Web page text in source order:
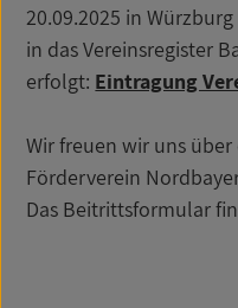
20.09.2025 in
in das Vereinsregister
erfolgt: Eintragung
Wir freuen wir uns
Förderverein
Das Beitrittsformular